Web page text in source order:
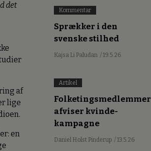
det
af
lige
en
Kommentar
Sprækker i den
svenske stilhed
Kajsa Li Paludan / 19.5.26
Artikel
Folketingsmedlemmer
afviser kvinde-
kampagne
Daniel Holst Pinderup / 13.5.26